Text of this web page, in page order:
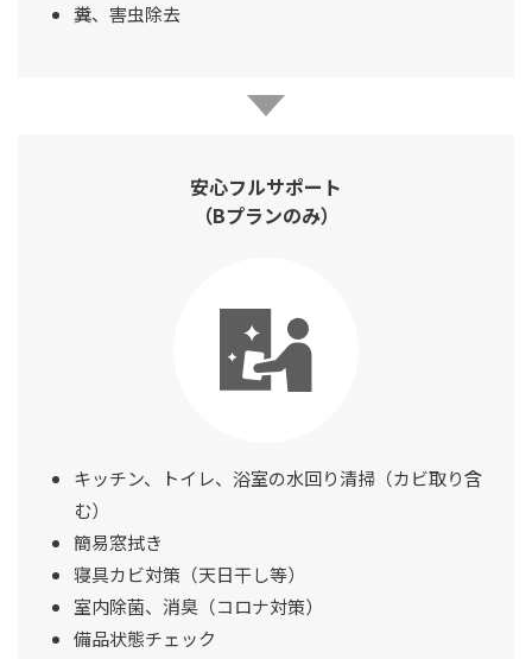
糞、害虫除去
安心フルサポート
（Bプランのみ）
キッチン、トイレ、浴室の水回り清掃（カビ取り含
む）
簡易窓拭き
寝具カビ対策（天日干し等）
室内除菌、消臭（コロナ対策）
備品状態チェック